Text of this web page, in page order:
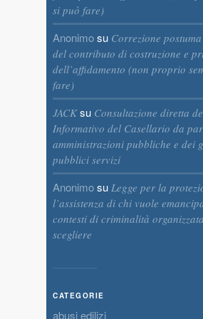
si può fare)
Anonimosu Correzione
del contributo di costruzione e
dell’affidamento (non proprio
fare)
JACKsu Consultazione diretta
Informativo del Casellario da
amministrazioni pubbliche e dei
pubblici servizi
Anonimosu Legge per la
l’assistenza di chi vuole
contesti di criminalità
scegliere
CATEGORIE
abusi edilizi